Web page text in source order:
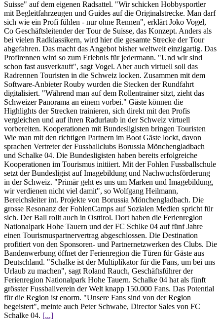
Suisse" auf dem eigenen Radsattel. "Wir schicken Hobbysportler
mit Begleitfahrzeugen und Guides auf die Originalstrecke. Man darf
sich wie ein Profi fühlen - nur ohne Rennen", erklärt Joko Vogel,
Co Geschäftsleitender der Tour de Suisse, das Konzept. Anders als
bei vielen Radklassikern, wird hier die gesamte Strecke der Tour
abgefahren. Das macht das Angebot bisher weltweit einzigartig. Das
Profirennen wird so zum Erlebnis für jedermann. "Und wir sind
schon fast ausverkauft", sagt Vogel. Aber auch virtuell soll das
Radrennen Touristen in die Schweiz locken. Zusammen mit dem
Software-Anbieter Rouby wurden die Stecken der Rundfahrt
digitalisiert. "Während man auf dem Rollentrainer sitzt, zieht das
Schweizer Panorama an einem vorbei." Gäste können die
Highlights der Strecken trainieren, sich direkt mit den Profis
vergleichen und auf ihren Radurlaub in der Schweiz virtuell
vorbereiten. Kooperationen mit Bundesligisten bringen Touristen
Wie man mit den richtigen Partnern im Boot Gäste lockt, davon
sprachen Vertreter der Fussballclubs Borussia Mönchengladbach
und Schalke 04. Die Bundesligisten haben bereits erfolgreiche
Kooperationen im Tourismus initiiert. Mit der Fohlen Fussballschule
setzt der Bundesligist auf Imagebildung und Nachwuchsförderung
in der Schweiz. "Primär geht es uns um Marken und Imagebildung,
wir verdienen nicht viel damit", so Wolfgang Heilmann,
Bereichsleiter int. Projekte von Borussia Mönchengladbach. Die
grosse Resonanz der FohlenCamps auf Sozialen Medien spricht für
sich. Der Ball rollt auch in Osttirol. Dort haben die Ferienregion
Nationalpark Hohe Tauern und der FC Schlke 04 auf fünf Jahre
einen Tourismuspartnervertrag abgeschlossen. Die Destination
profitiert von den Sponsoren- und Partnernetzwerken des Clubs. Die
Bandenwerbung öffnet der Ferienregion die Türen für Gäste aus
Deutschland. "Schalke ist der Multiplikator für die Fans, um bei uns
Urlaub zu machen", sagt Roland Rauch, Geschäftsführer der
Ferienregion Nationalpark Hohe Tauern. Schalke 04 hat als fünft
grösster Fussballverein der Welt knapp 150.000 Fans. Das Potential
für die Region ist enorm. "Unsere Fans sind von der Region
begeistert", meinte auch Peter Schwabe, Director Sales von FC
Schalke 04. [...]